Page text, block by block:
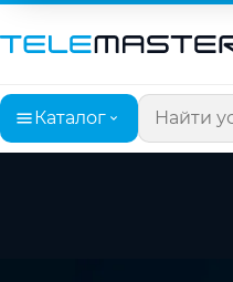
Каталог
Поиск